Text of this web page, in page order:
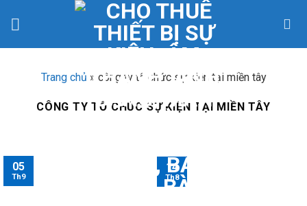
Trang chủ » công ty tổ chức sự kiện tại miền tây
CÔNG TY TỔ CHỨC SỰ KIỆN TẠI MIỀN TÂY
05
Th9
14
Th8